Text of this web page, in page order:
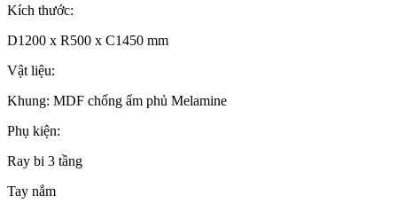
Kích thước:
D1200 x R500 x C1450 mm
Vật liệu:
Khung: MDF chống ẩm phủ Melamine
Phụ kiện:
Ray bi 3 tầng
Tay nắm